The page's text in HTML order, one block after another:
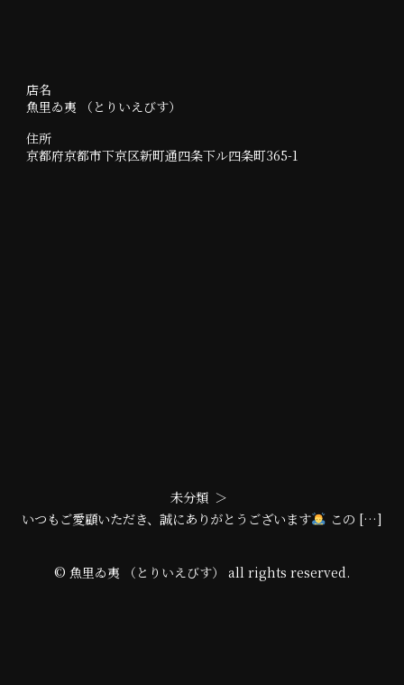
店名
魚里ゐ夷 （とりいえびす）
住所
京都府京都市下京区新町通四条下ル四条町365-1
未分類
いつもご愛顧いただき、誠にありがとうございます
この […]
© 魚里ゐ夷 （とりいえびす） all rights reserved.